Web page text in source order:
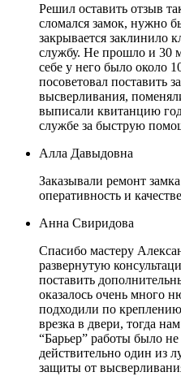
Решил оставить отзыв
сломался замок, нужно
закрывается заклинило
службу. Не прошло и 30
себе у него было около
посоветовал поставить
высверливания,
выписали квитанцию
службе за быструю
Алла Давыдовна
Заказывали ремонт
оперативность и
Анна Свиридова
Спасибо мастеру
развернутую
поставить
оказалось очень много
подходили по
врезка в двери, тогда
“Барьер” работы было
действительно один из
защиты от